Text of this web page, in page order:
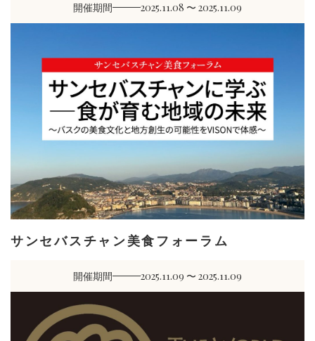
開催期間 2025.11.08 〜 2025.11.09
サンセバスチャン美食フォーラム
開催期間 2025.11.09 〜 2025.11.09